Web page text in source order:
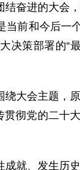
奋进的大会
前和今后一
决策部署的“
大会主题，
彻党的二十
就、发生历